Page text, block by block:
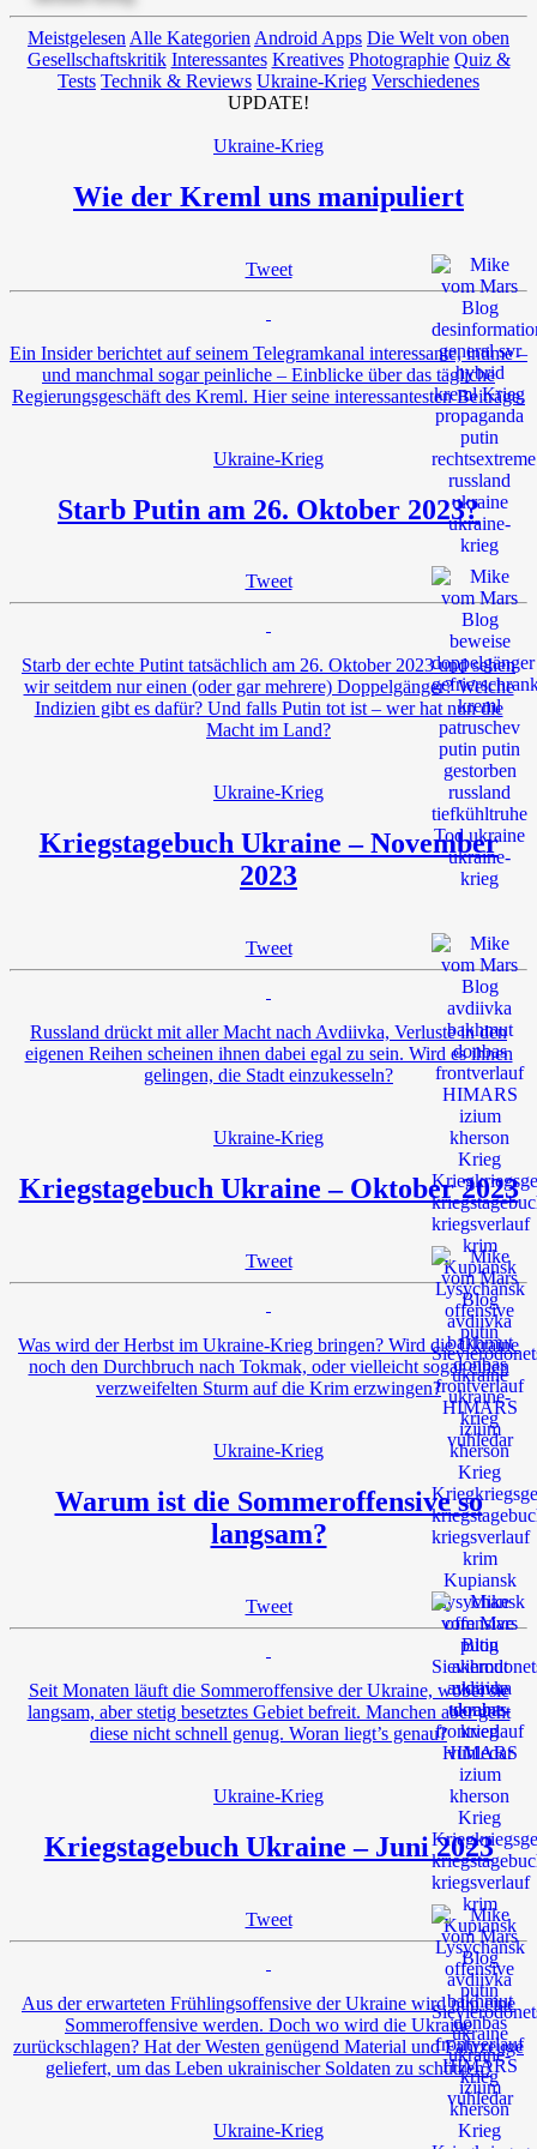
Meistgelesen Alle Kategorien Android Apps Die Welt von oben
Gesellschaftskritik Interessantes Kreatives Photographie Quiz &
Tests Technik & Reviews Ukraine-Krieg Verschiedenes
UPDATE!
Ukraine-Krieg
Wie der Kreml uns manipuliert
Tweet
Ein Insider berichtet auf seinem Telegramkanal interessante, intime –
und manchmal sogar peinliche – Einblicke über das tägliche
Regierungsgeschäft des Kreml. Hier seine interessantesten Beiträge.
Ukraine-Krieg
Starb Putin am 26. Oktober 2023?
Tweet
Starb der echte Putint tatsächlich am 26. Oktober 2023 und sehen
wir seitdem nur einen (oder gar mehrere) Doppelgänger? Welche
Indizien gibt es dafür? Und falls Putin tot ist – wer hat nun die
Macht im Land?
Ukraine-Krieg
Kriegstagebuch Ukraine – November
2023
Tweet
Russland drückt mit aller Macht nach Avdiivka, Verluste in den
eigenen Reihen scheinen ihnen dabei egal zu sein. Wird es ihnen
gelingen, die Stadt einzukesseln?
Ukraine-Krieg
Kriegstagebuch Ukraine – Oktober 2023
Tweet
Was wird der Herbst im Ukraine-Krieg bringen? Wird die Ukraine
noch den Durchbruch nach Tokmak, oder vielleicht sogar einen
verzweifelten Sturm auf die Krim erzwingen?
Ukraine-Krieg
Warum ist die Sommeroffensive so
langsam?
Tweet
Seit Monaten läuft die Sommeroffensive der Ukraine, wobei sie
langsam, aber stetig besetztes Gebiet befreit. Manchen aber geht
diese nicht schnell genug. Woran liegt’s genau?
Ukraine-Krieg
Kriegstagebuch Ukraine – Juni 2023
Tweet
Aus der erwarteten Frühlingsoffensive der Ukraine wird nun eine
Sommeroffensive werden. Doch wo wird die Ukraine
zurückschlagen? Hat der Westen genügend Material und Fahrzeuge
geliefert, um das Leben ukrainischer Soldaten zu schützen?
Ukraine-Krieg